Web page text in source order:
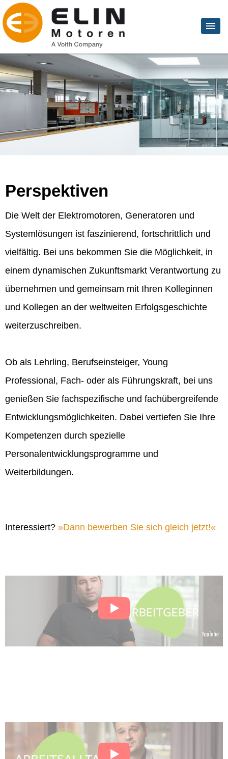
Perspektiven
Die Welt der Elektromotoren, Generatoren und
Systemlösungen ist faszinierend, fortschrittlich und
vielfältig. Bei uns bekommen Sie die Möglichkeit, in
einem dynamischen Zukunftsmarkt Verantwortung zu
übernehmen und gemeinsam mit Ihren Kolleginnen
und Kollegen an der weltweiten Erfolgsgeschichte
weiterzuschreiben.
Ob als Lehrling, Berufseinsteiger, Young
Professional, Fach- oder als Führungskraft, bei uns
genießen Sie fachspezifische und fachübergreifende
Entwicklungsmöglichkeiten. Dabei vertiefen Sie Ihre
Kompetenzen durch spezielle
Personalentwicklungsprogramme und
Weiterbildungen.
Interessiert? Dann bewerben Sie sich gleich jetzt!